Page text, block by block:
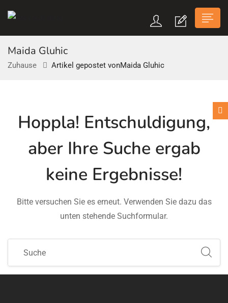
submenu
Maida Gluhic
Zuhause Artikel gepostet vonMaida Gluhic
Hoppla! Entschuldigung,
aber Ihre Suche ergab
keine Ergebnisse!
Bitte versuchen Sie es erneut. Verwenden Sie dazu das
unten stehende Suchformular.